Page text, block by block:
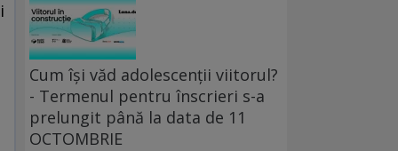
Cum își văd adolescenții viitorul?
- Termenul pentru înscrieri s-a
prelungit până la data de 11
OCTOMBRIE